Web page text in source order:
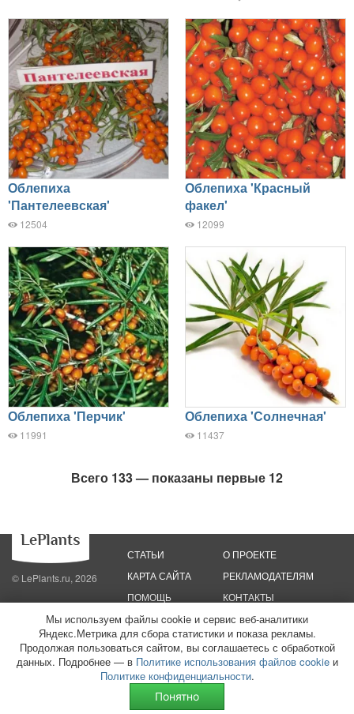
Облепиха
'Пантелеевская'
12504
Облепиха 'Красный
факел'
12099
Облепиха 'Перчик'
11991
Облепиха 'Солнечная'
11437
Всего 133 — показаны первые 12
© LePlants.ru, 2026
СТАТЬИ
КАРТА САЙТА
ПОМОЩЬ
О ПРОЕКТЕ
РЕКЛАМОДАТЕЛЯМ
КОНТАКТЫ
Политика конфиденциальности
Политика использования файлов cookie
Пользовательское соглашение
Редакционные стандарты
ООО «Трафик»
ИНН 7813175200 ОГРН 1027806866724
Монетизация
Мы используем файлы cookie и сервис веб-аналитики
Яндекс.Метрика для сбора статистики и показа рекламы.
Продолжая пользоваться сайтом, вы соглашаетесь с обработкой
данных. Подробнее — в Политике использования файлов cookieи
Политике конфиденциальности.
Понятно